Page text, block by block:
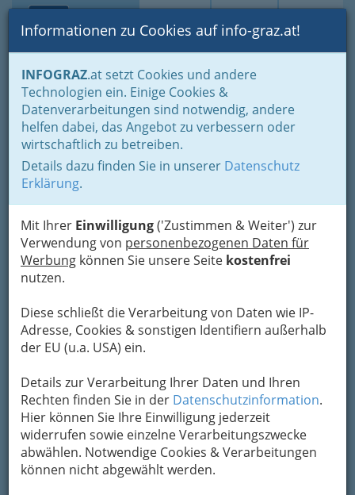
Suche Login Toggle
Informationen zu Cookies auf info-graz.at!
INFOGRAZ.at setzt Cookies und andere
Technologien ein. Einige Cookies &
Datenverarbeitungen sind notwendig, andere
helfen dabei, das Angebot zu verbessern oder
wirtschaftlich zu betreiben.
Details dazu finden Sie in unserer Datenschutz
Erklärung.
Mit Ihrer Einwilligung('Zustimmen & Weiter') zur
Verwendung von personenbezogenen Daten für
Werbung können Sie unsere Seite kostenfrei
nutzen.
Diese schließt die Verarbeitung von Daten wie IP-
Adresse, Cookies & sonstigen Identifiern außerhalb
der EU (u.a. USA) ein.
Details zur Verarbeitung Ihrer Daten und Ihren
Rechten finden Sie in der Datenschutzinformation.
Hier können Sie Ihre Einwilligung jederzeit
widerrufen sowie einzelne Verarbeitungszwecke
abwählen. Notwendige Cookies & Verarbeitungen
können nicht abgewählt werden.
Home Branchen
Fachschule für Land- und
Ernährungswirtschaft
Kehlbergstraße 35, 8054 Graz
+43 316 283 655 - 53
+43 316 283 655 - 38
Karte
Adresse mit Google Maps anschauen
Kontaktaufnahme
Um die Info-Graz Firmenvor Spam-Mails zu
bewahren, verwenden wir an dieser Stelle zur
Übermittlung Ihrer Nachricht ein sicheres
Formular. Ihre Nachricht wird nach dem
Absenden umgehend per Mail an das